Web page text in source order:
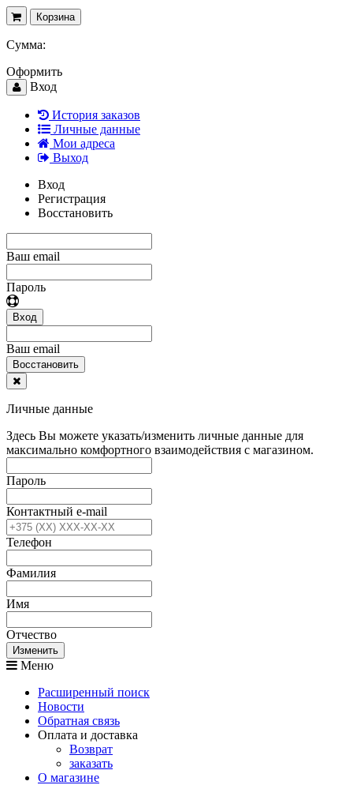
Корзина
Сумма:
Оформить
Вход
История заказов
Личные данные
Мои адреса
Выход
Вход
Регистрация
Восстановить
Ваш email
Пароль
Вход
Ваш email
Воcстановить
Личные данные
Здесь Вы можете указать/изменить личные данные для
максимально комфортного взаимодействия с магазином.
Пароль
Контактный e-mail
Телефон
Фамилия
Имя
Отчество
Изменить
Меню
Расширенный поиск
Новости
Обратная связь
Оплата и доставка
Возврат
заказать
О магазине